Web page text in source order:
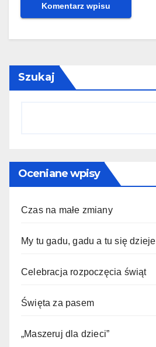
Szukaj
Oceniane wpisy
Czas na małe zmiany
My tu gadu, gadu a tu się dzieje
Celebracja rozpoczęcia świąt
Święta za pasem
„Maszeruj dla dzieci”